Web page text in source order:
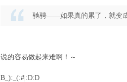
驰骋——如果真的累了，就变
说的容易做起来难啊！～
B_):_(:#|:D:D